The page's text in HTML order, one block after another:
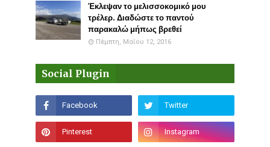
Έκλεψαν το μελισσοκομικό μου
τρέλερ. Διαδώστε το παντού
παρακαλώ μήπως βρεθεί
Πέμπτη, Μαΐου 12, 2016
Social Plugin